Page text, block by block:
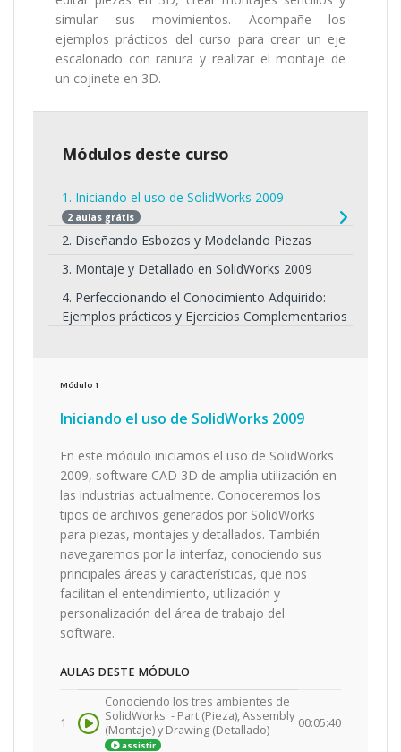
simular sus movimientos. Acompañe los
ejemplos prácticos del curso para crear un eje
escalonado con ranura y realizar el montaje de
un cojinete en 3D.
Módulos deste curso
1. Iniciando el uso de SolidWorks 2009
2 aulas grátis
2. Diseñando Esbozos y Modelando Piezas
3. Montaje y Detallado en SolidWorks 2009
4. Perfeccionando el Conocimiento Adquirido:
Ejemplos prácticos y Ejercicios Complementarios
Módulo 1
Iniciando el uso de SolidWorks 2009
En este módulo iniciamos el uso de SolidWorks
2009, software CAD 3D de amplia utilización en
las industrias actualmente. Conoceremos los
tipos de archivos generados por SolidWorks
para piezas, montajes y detallados. También
navegaremos por la interfaz, conociendo sus
principales áreas y características, que nos
facilitan el entendimiento, utilización y
personalización del área de trabajo del
software.
AULAS DESTE MÓDULO
1
Conociendo los tres ambientes de
SolidWorks - Part (Pieza), Assembly
(Montaje) y Drawing (Detallado)
assistir
00:05:40